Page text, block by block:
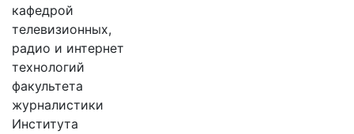
кафедрой
телевизионных,
радио и интернет
технологий
факультета
журналистики
Института